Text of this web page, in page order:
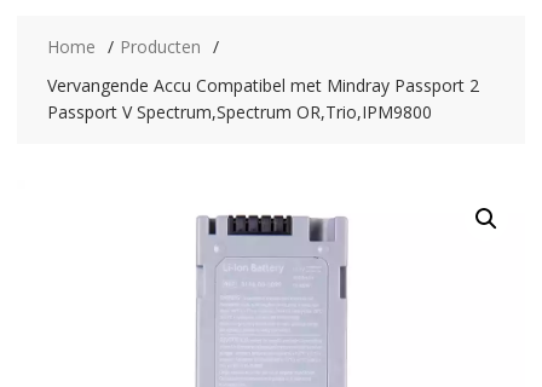
Home
Producten
Vervangende Accu Compatibel met Mindray Passport 2
Passport V Spectrum,Spectrum OR,Trio,IPM9800